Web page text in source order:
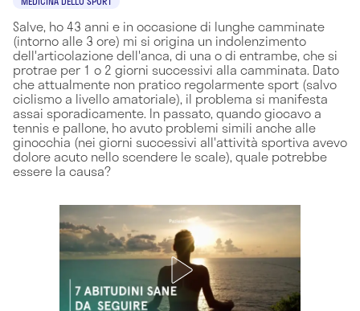
Salve, ho 43 anni e in occasione di lunghe camminate
(intorno alle 3 ore) mi si origina un indolenzimento
dell'articolazione dell'anca, di una o di entrambe, che si
protrae per 1 o 2 giorni successivi alla camminata. Dato
che attualmente non pratico regolarmente sport (salvo
ciclismo a livello amatoriale), il problema si manifesta
assai sporadicamente. In passato, quando giocavo a
tennis e pallone, ho avuto problemi simili anche alle
ginocchia (nei giorni successivi all'attività sportiva avevo
dolore acuto nello scendere le scale), quale potrebbe
essere la causa?